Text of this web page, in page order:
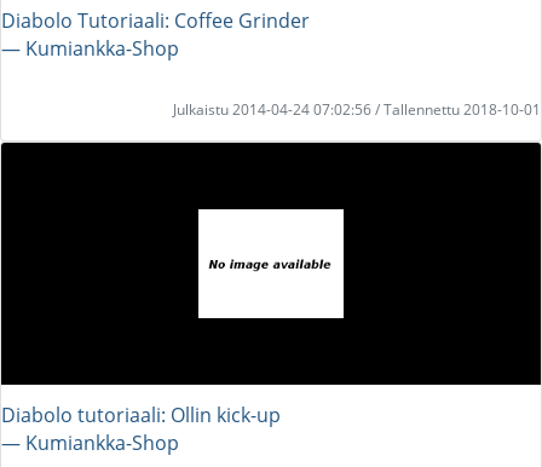
Diabolo Tutoriaali: Coffee Grinder
― Kumiankka-Shop
Julkaistu 2014-04-24 07:02:56 / Tallennettu 2018-10-01
Diabolo tutoriaali: Ollin kick-up
― Kumiankka-Shop